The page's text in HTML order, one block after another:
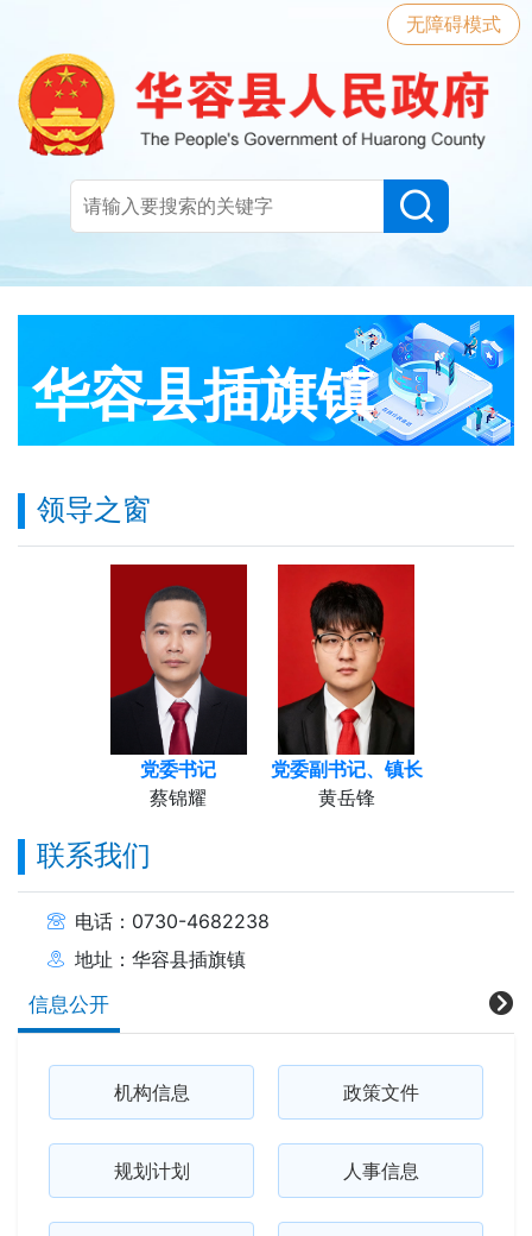
无障碍模式
华容县插旗镇
领导之窗
党委书记
蔡锦耀
党委副书记、镇长
黄岳锋
联系我们
电话：0730-4682238
地址：华容县插旗镇
信息公开
机构信息 政策文件
规划计划 人事信息